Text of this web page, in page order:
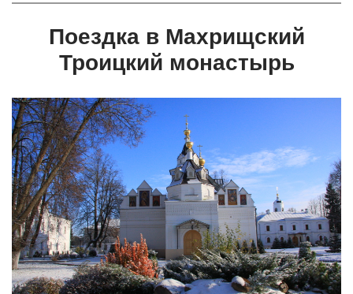
Поездка в Махрищский
Троицкий монастырь